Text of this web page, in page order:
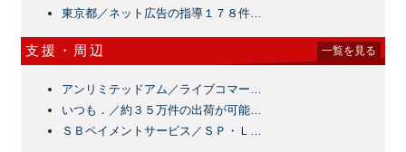
東京都／ネット広告の指導１７８件…
支援・周辺 一覧を見る
アンリミテッドアム／ライブコマー…
いつも．／約３５万件の出荷が可能…
ＳＢペイメントサービス／ＳＰ・Ｌ…